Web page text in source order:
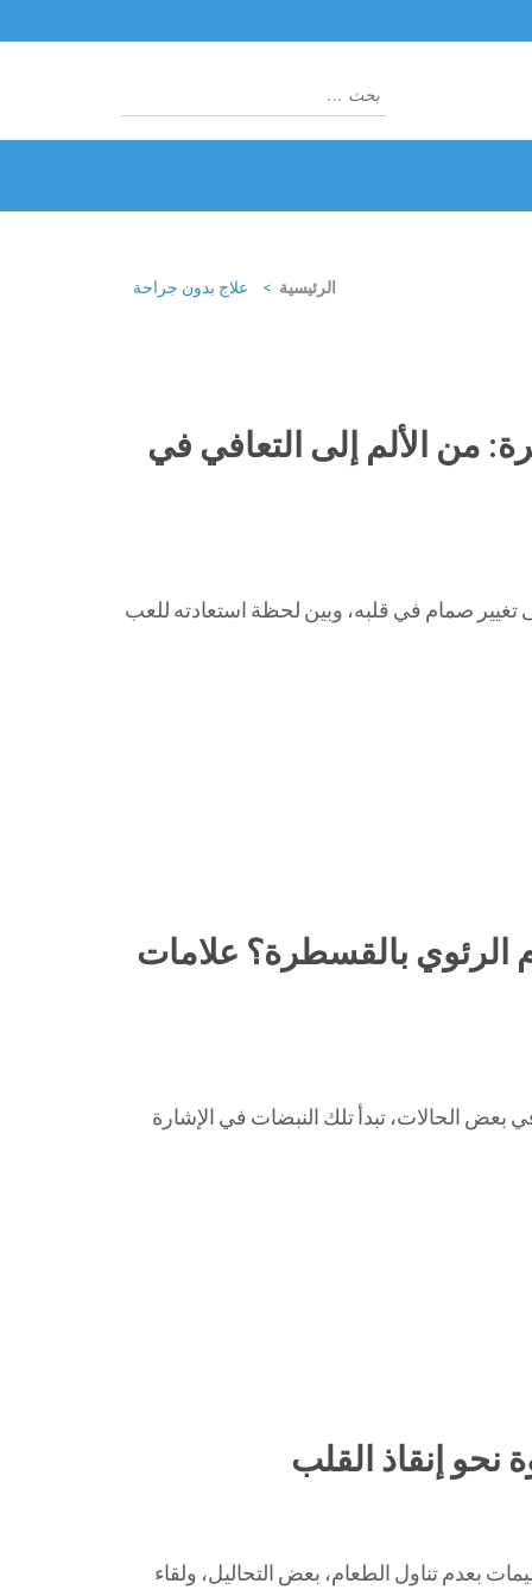
البحث
عن:
الرئيسية > علاج بدون جراحة
من الألم إلى التعافي في
تغيير صمام في قلبه، وبين لحظة استعادته للعب
الرئوي بالقسطرة؟ علامات
الحالات، تبدأ تلك النبضات في الإشارة
إنقاذ القلب
بعدم تناول الطعام، بعض التحاليل، ولقاء